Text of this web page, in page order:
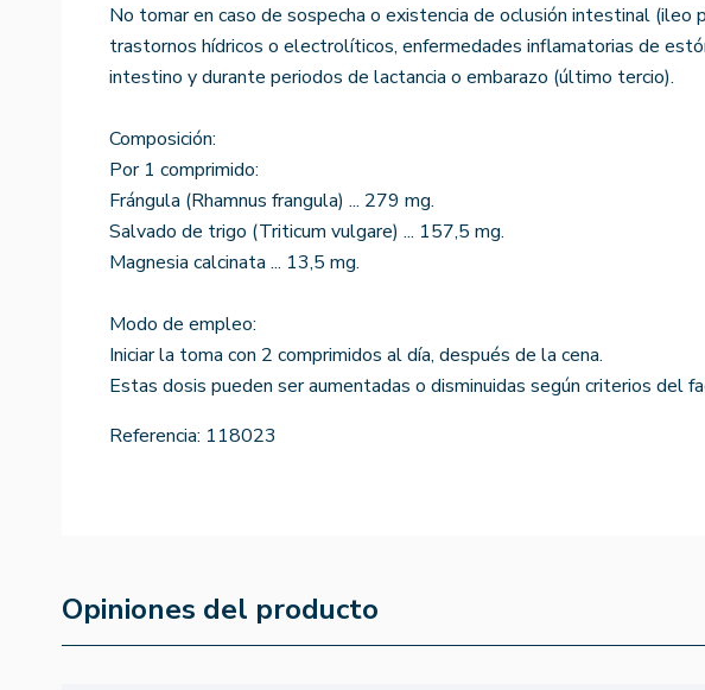
No tomar en caso de sospecha o existencia de oclusión intestinal (ileo
trastornos hídricos o electrolíticos, enfermedades inflamatorias de
intestino y durante periodos de lactancia o embarazo (último tercio).
Composición:
Por 1 comprimido:
Frángula (Rhamnus frangula) ... 279 mg.
Salvado de trigo (Triticum vulgare) ... 157,5 mg.
Magnesia calcinata ... 13,5 mg.
Modo de empleo:
Iniciar la toma con 2 comprimidos al día, después de la cena.
Estas dosis pueden ser aumentadas o disminuidas según criterios del
Referencia: 118023
Opiniones del producto